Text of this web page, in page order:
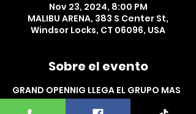
Nov 23, 2024, 8:00 PM
MALIBU ARENA, 383 S Center St,
Windsor Locks, CT 06096, USA
Sobre el evento
GRAND OPENNIG LLEGA EL GRUPO MAS